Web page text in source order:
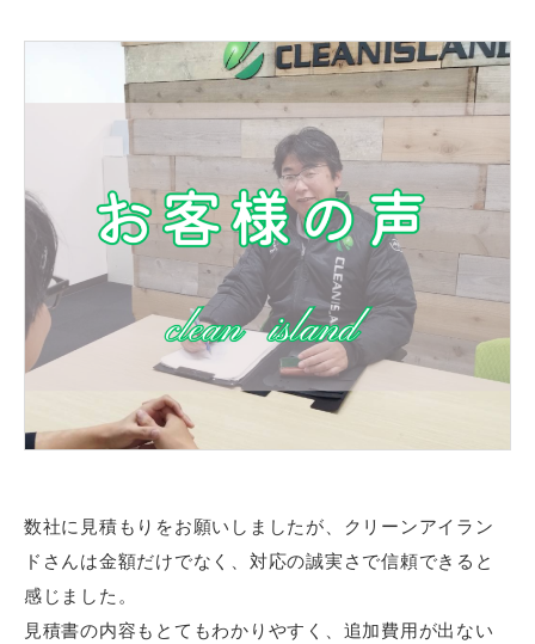
数社に見積もりをお願いしましたが、クリーンアイラン
ドさんは金額だけでなく、対応の誠実さで信頼できると
感じました。
見積書の内容もとてもわかりやすく、追加費用が出ない